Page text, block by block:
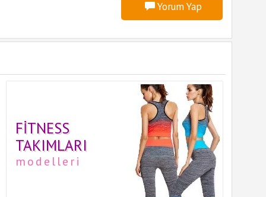
Yorum Yap
FITNESS
TAKIMLARI
modelleri